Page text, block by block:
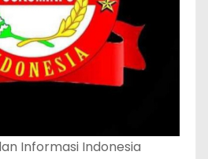
Informasi Indonesia